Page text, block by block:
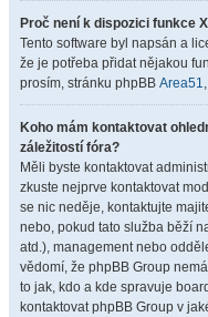
Proč není k dispozici funkce
Tento software byl napsán a
že je potřeba přidat nějakou
prosím, stránku phpBB Area51
Koho mám kontaktovat
záležitostí fóra?
Měli byste kontaktovat
zkuste nejprve kontaktovat
se nic neděje, kontaktujte
nebo, pokud tato služba běží
atd.), management nebo
vědomí, že phpBB Group
to jak, kdo a kde spravuje
kontaktovat phpBB Group v